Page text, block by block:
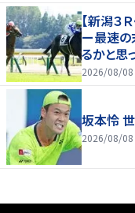
【新潟３
ー最速
るかと思
2026/08/08
坂本怜
2026/08/08